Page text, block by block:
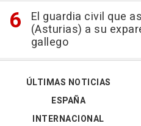
El guardia civil que
(Asturias) a su
gallego
ÚLTIMAS NOTICIAS
ESPAÑA
INTERNACIONAL